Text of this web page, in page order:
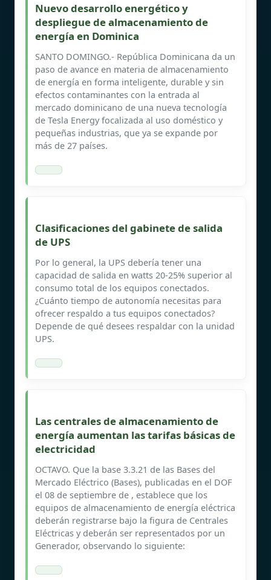
Nuevo desarrollo energético y
despliegue de almacenamiento de
energía en Dominica
SANTO DOMINGO.- República Dominicana da un
paso de avance en materia de almacenamiento
de energía en forma inteligente, durable y sin
efectos contaminantes con la entrada al
mercado dominicano de una nueva tecnología
de Tesla Energy focalizada al uso doméstico y
pequeñas industrias, que ya se expande por
más de 27 países.
Clasificaciones del gabinete de salida
de UPS
Por lo general, la UPS debería tener una
capacidad de salida en watts 20-25% superior al
consumo total de los equipos conectados.
¿Cuánto tiempo de autonomía necesitas para
ofrecer respaldo a tus equipos conectados?
Depende de qué desees respaldar con la unidad
UPS.
Las centrales de almacenamiento de
energía aumentan las tarifas básicas de
electricidad
OCTAVO. Que la base 3.3.21 de las Bases del
Mercado Eléctrico (Bases), publicadas en el DOF
el 08 de septiembre de , establece que los
equipos de almacenamiento de energía eléctrica
deberán registrarse bajo la figura de Centrales
Eléctricas y deberán ser representados por un
Generador, observando lo siguiente: